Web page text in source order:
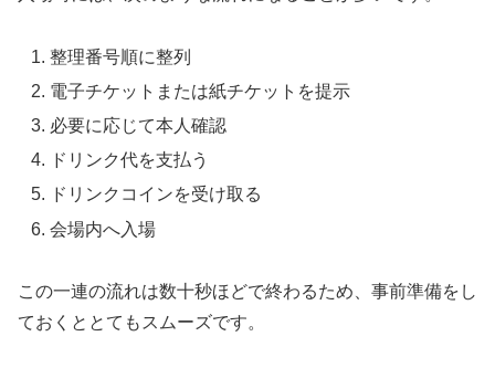
整理番号順に整列
電子チケットまたは紙チケットを提示
必要に応じて本人確認
ドリンク代を支払う
ドリンクコインを受け取る
会場内へ入場
この一連の流れは数十秒ほどで終わるため、事前準備をし
ておくととてもスムーズです。